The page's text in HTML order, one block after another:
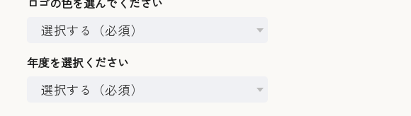
年度を選択ください